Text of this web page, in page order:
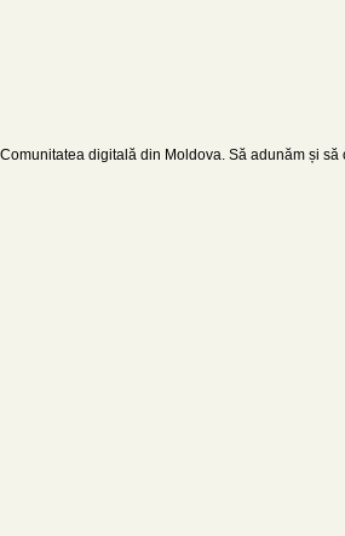
Comunitatea digitală din Moldova. Să adunăm și